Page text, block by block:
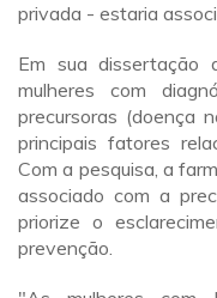
privada - estaria
Em sua dissertação
mulheres com
precursoras (doença
principais fatores
Com a pesquisa, a
associado com a
priorize o
prevenção.